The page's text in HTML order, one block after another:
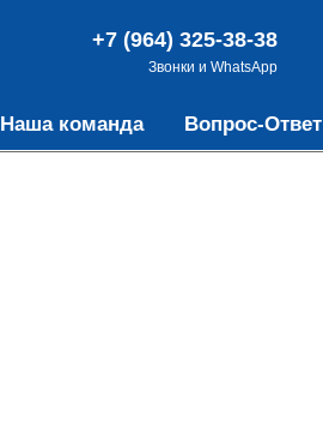
+7 (964) 325-38-38
Звонки и WhatsApp
Наша команда Вопрос-Ответ